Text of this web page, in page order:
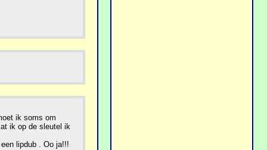
ik soms om
ik op de sleutel ik
lipdub . Oo ja!!!